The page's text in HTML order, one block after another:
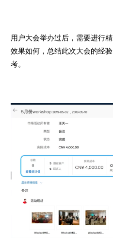
用户大会举办过后，需要进行
效果如何，总结此次大会的经
考。